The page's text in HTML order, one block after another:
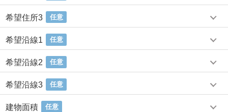
希望住所3 任意
希望沿線1 任意
希望沿線2 任意
希望沿線3 任意
建物面積 任意